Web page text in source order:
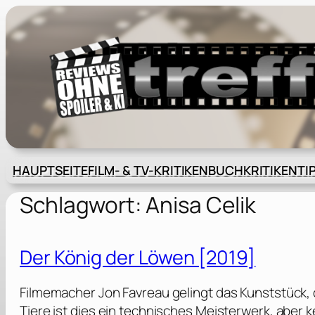
Zum
Inhalt
springen
HAUPTSEITEFILM- & TV-KRITIKENBUCHKRITIKEN
Schlagwort:Anisa Celik
Der König der Löwen [2019]
Filmemacher Jon Favreau gelingt das
Tiere ist dies ein technisches Meisterwerk, aber